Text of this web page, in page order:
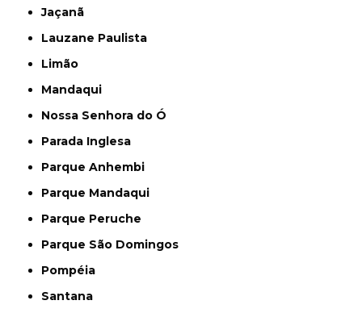
Jaçanã
Lauzane Paulista
Limão
Mandaqui
Nossa Senhora do Ó
Parada Inglesa
Parque Anhembi
Parque Mandaqui
Parque Peruche
Parque São Domingos
Pompéia
Santana